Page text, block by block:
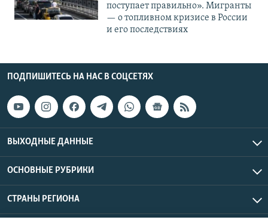
поступает правильно». Мигранты
— о топливном кризисе в России
и его последствиях
ПОДПИШИТЕСЬ НА НАС В СОЦСЕТЯХ
ВЫХОДНЫЕ ДАННЫЕ
ОСНОВНЫЕ РУБРИКИ
СТРАНЫ РЕГИОНА